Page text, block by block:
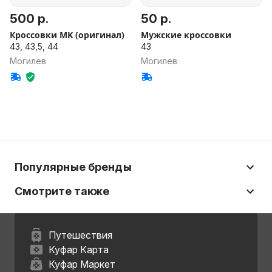
500 р.
Кроссовки MK (оригинал)
43, 43,5, 44
Могилев
50 р.
Мужские кроссовки
43
Могилев
Популярные бренды
Смотрите также
Путешествия
Куфар Карта
Куфар Маркет